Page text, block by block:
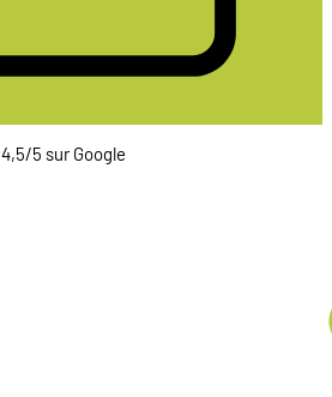
4,5/5 sur Google